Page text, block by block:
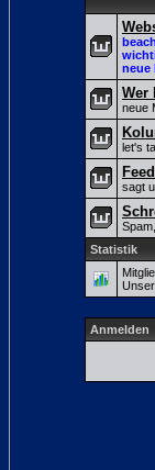
neue
Wer
neue
let's
sagt
Statistik
Anmelden